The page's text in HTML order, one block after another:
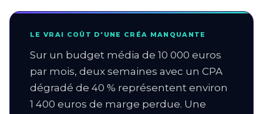
LE VRAI COÛT D'UNE CRÉA MANQUANTE
Sur un budget média de 10 000 euros
par mois, deux semaines avec un CPA
dégradé de 40 % représentent environ
1 400 euros de marge perdue. Une